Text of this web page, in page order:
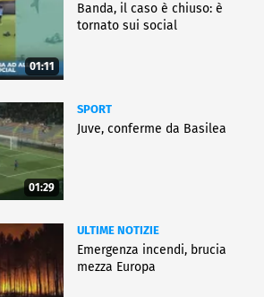
01:11
Banda, il caso è chiuso: è
tornato sui social
01:29
SPORT
Juve, conferme da Basilea
ULTIME NOTIZIE
Emergenza incendi, brucia
mezza Europa